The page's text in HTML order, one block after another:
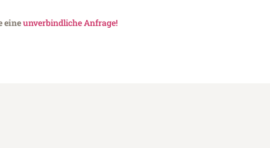
eineunverbindliche Anfrage!